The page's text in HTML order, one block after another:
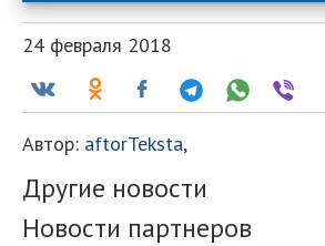
24 февраля 2018
Автор: aftorTeksta,
Другие новости
Новости партнеров